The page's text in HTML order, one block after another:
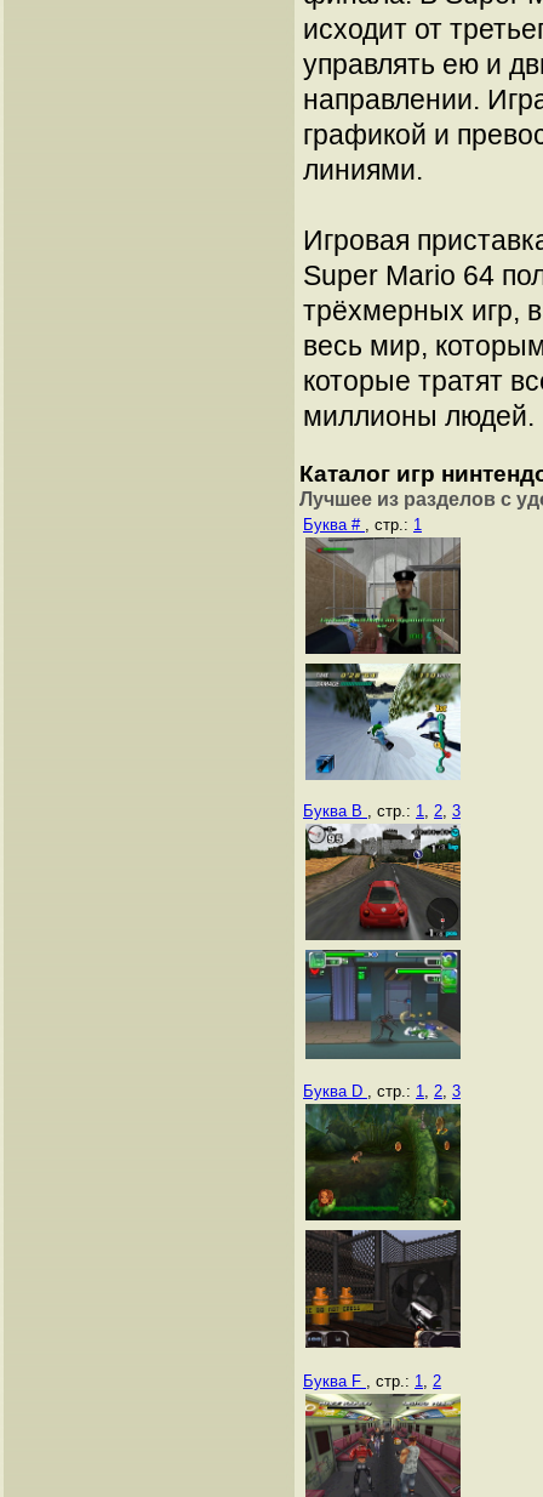
исходит от
управлять ею и
направлении.
графикой и
линиями.
Игровая
Super Mario 64
трёхмерных игр,
весь мир,
которые тратят
миллионы людей.
Каталог игр
Лучшее из разделов с
Буква # , стр.: 1
Буква B , стр.: 1 2 3
Буква D , стр.: 1 2 3
Буква F , стр.: 1 2